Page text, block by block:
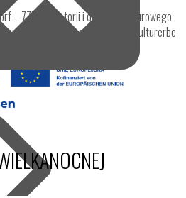
– 775 lat historii i dorobku kulturowego
- 775 Jahre Geschichte und Kulturerbe